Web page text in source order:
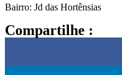
Bairro: Jd das Hortênsias
Compartilhe :